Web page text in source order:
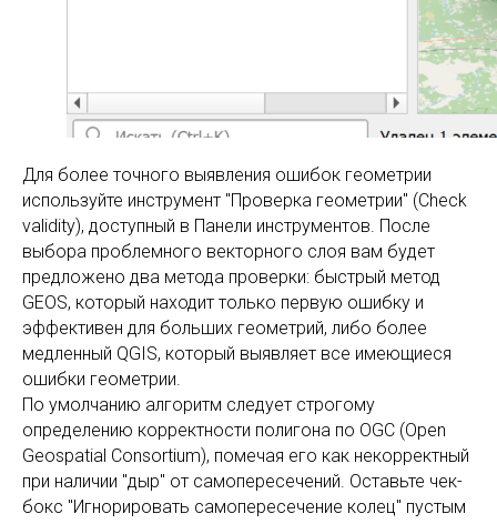
Для более точного выявления ошибок геометрии
используйте инструмент "Проверка геометрии" (Check
validity), доступный в Панели инструментов. После
выбора проблемного векторного слоя вам будет
предложено два метода проверки: быстрый метод
GEOS, который находит только первую ошибку и
эффективен для больших геометрий, либо более
медленный QGIS, который выявляет все имеющиеся
ошибки геометрии.
По умолчанию алгоритм следует строгому
определению корректности полигона по OGC (Open
Geospatial Consortium), помечая его как некорректный
при наличии "дыр" от самопересечений. Оставьте чек-
бокс "Игнорировать самопересечение колец" пустым